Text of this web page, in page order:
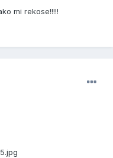
mi rekose!!!!!